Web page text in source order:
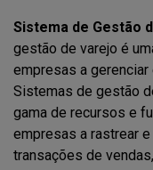
Sistema de Gestão
gestão de varejo é
empresas a
Sistemas de gestão
gama de recursos e
empresas a rastrear
transações de